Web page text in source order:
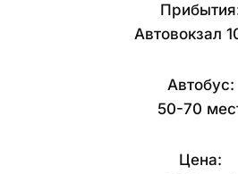
Автовокзал
Автобус:
50-70
Цена: